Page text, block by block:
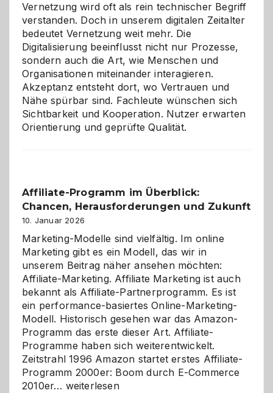
Vernetzung wird oft als rein technischer Begriff
verstanden. Doch in unserem digitalen Zeitalter
bedeutet Vernetzung weit mehr. Die
Digitalisierung beeinflusst nicht nur Prozesse,
sondern auch die Art, wie Menschen und
Organisationen miteinander interagieren.
Akzeptanz entsteht dort, wo Vertrauen und
Nähe spürbar sind. Fachleute wünschen sich
Sichtbarkeit und Kooperation. Nutzer erwarten
Orientierung und geprüfte Qualität.
Affiliate-Programm im Überblick:
Chancen, Herausforderungen und Zukunft
10. Januar 2026
Marketing-Modelle sind vielfältig. Im online
Marketing gibt es ein Modell, das wir in
unserem Beitrag näher ansehen möchten:
Affiliate-Marketing. Affiliate Marketing ist auch
bekannt als Affiliate-Partnerprogramm. Es ist
ein performance-basiertes Online-Marketing-
Modell. Historisch gesehen war das Amazon-
Programm das erste dieser Art. Affiliate-
Programme haben sich weiterentwickelt.
Zeitstrahl 1996 Amazon startet erstes Affiliate-
Programm 2000er: Boom durch E-Commerce
2010er… Affiliate-
weiterlesen